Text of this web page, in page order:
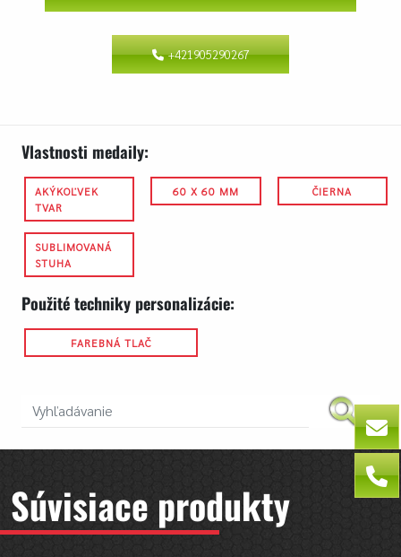
+421905290267
Vlastnosti medaily:
AKÝKOĽVEK
TVAR
60 X 60 MM ČIERNA
SUBLIMOVANÁ
STUHA
Použité techniky personalizácie:
FAREBNÁ TLAČ
Súvisiace produkty